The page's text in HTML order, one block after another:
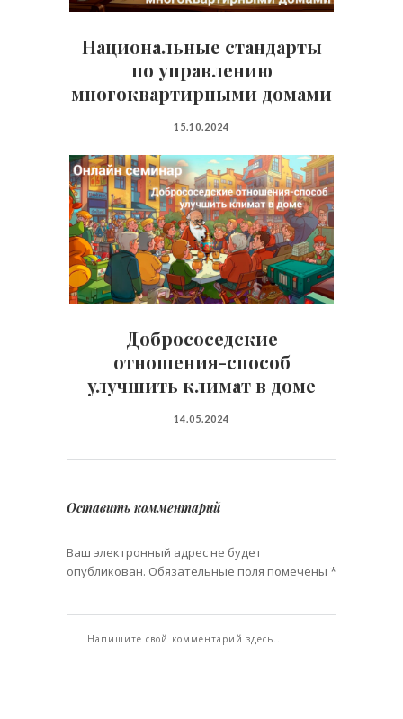
Национальные стандарты
по управлению
многоквартирными домами
15.10.2024
Добрососедские
отношения-способ
улучшить климат в доме
14.05.2024
Оставить комментарий
Ваш электронный адрес не будет
опубликован. Обязательные поля помечены *